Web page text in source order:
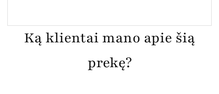
Ką klientai mano apie šią
prekę?